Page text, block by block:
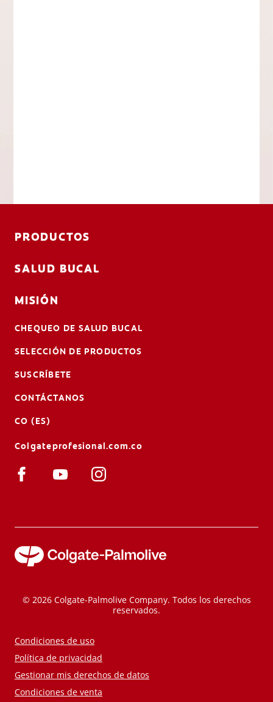
PRODUCTOS
SALUD BUCAL
MISIÓN
CHEQUEO DE SALUD BUCAL
SELECCIÓN DE PRODUCTOS
SUSCRÍBETE
CONTÁCTANOS
CO (ES)
Colgateprofesional.com.co
© 2026 Colgate-Palmolive Company. Todos los derechos
reservados.
Condiciones de uso
Política de privacidad
Gestionar mis derechos de datos
Condiciones de venta